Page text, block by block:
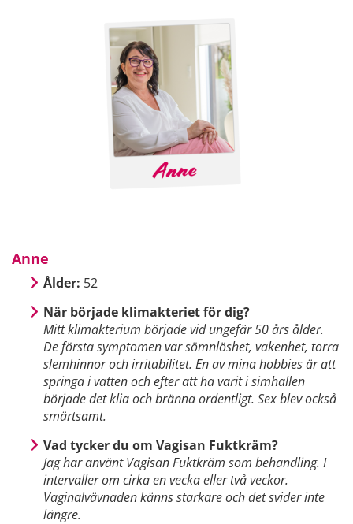
Anne
Ålder: 52
När började klimakteriet för dig?
Mitt klimakterium började vid ungefär 50 års ålder.
De första symptomen var sömnlöshet, vakenhet, torra
slemhinnor och irritabilitet. En av mina hobbies är att
springa i vatten och efter att ha varit i simhallen
började det klia och bränna ordentligt. Sex blev också
smärtsamt.
Vad tycker du om Vagisan Fuktkräm?
Jag har använt Vagisan Fuktkräm som behandling. I
intervaller om cirka en vecka eller två veckor.
Vaginalvävnaden känns starkare och det svider inte
längre.